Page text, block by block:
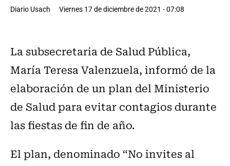
Diario Usach Viernes 17 de diciembre de 2021 - 07:08
La subsecretaria de Salud Pública,
María Teresa Valenzuela, informó de la
elaboración de un plan del Ministerio
de Salud para evitar contagios durante
las fiestas de fin de año.
El plan, denominado “No invites al